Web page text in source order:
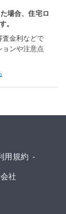
場合、住宅ロ
。
金利などで
ンや注意点
用規約 -
社